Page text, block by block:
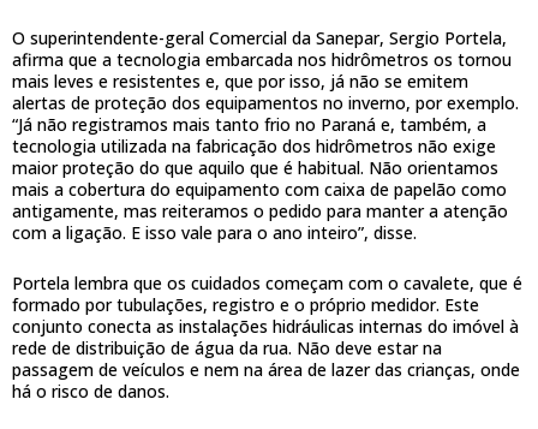
O superintendente-geral Comercial da Sanepar, Sergio Portela,
afirma que a tecnologia embarcada nos hidrômetros os tornou
mais leves e resistentes e, que por isso, já não se emitem
alertas de proteção dos equipamentos no inverno, por exemplo.
“Já não registramos mais tanto frio no Paraná e, também, a
tecnologia utilizada na fabricação dos hidrômetros não exige
maior proteção do que aquilo que é habitual. Não orientamos
mais a cobertura do equipamento com caixa de papelão como
antigamente, mas reiteramos o pedido para manter a atenção
com a ligação. E isso vale para o ano inteiro”, disse.
Portela lembra que os cuidados começam com o cavalete, que é
formado por tubulações, registro e o próprio medidor. Este
conjunto conecta as instalações hidráulicas internas do imóvel à
rede de distribuição de água da rua. Não deve estar na
passagem de veículos e nem na área de lazer das crianças, onde
há o risco de danos.